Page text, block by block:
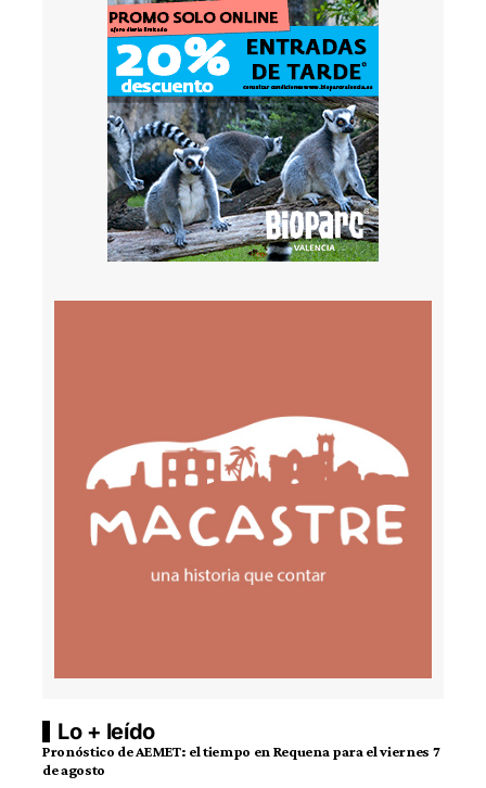
Lo + leído
Pronóstico de AEMET: el tiempo en Requena para el viernes 7
de agosto